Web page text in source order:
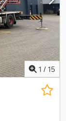
Zustand:
Kennzeichen:
1 / 15